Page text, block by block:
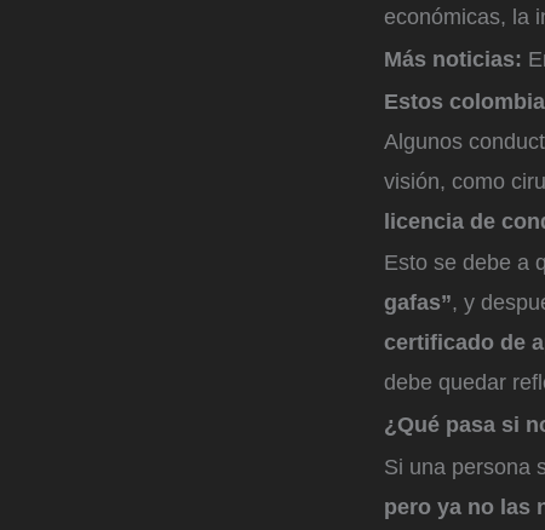
económicas, la
Más noticias:
Estos
Algunos
visión, como
licencia de
Esto se debe a
gafas”, y
certificado de
debe quedar
¿Qué pasa si
Si una persona
pero ya no las